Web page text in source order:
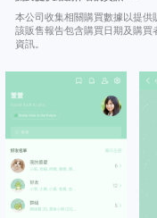
本公司收集相關購買數據以提供
該販售報告包含購買日期及購買
資訊。